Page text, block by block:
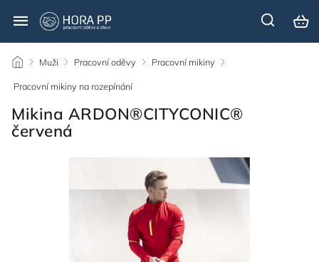
/ Muži / Pracovní oděvy / Pracovní mikiny /
Pracovní mikiny na rozepínání
Mikina ARDON®CITYCONIC®
červená